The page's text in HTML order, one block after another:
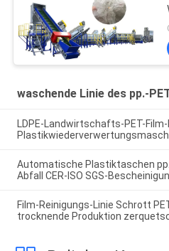
waschende Linie des pp.-
LDPE-Landwirtschafts-PET-
Automatische Plastiktaschen
Abfall CER-ISO SGS-
Film-Reinigungs-Linie Schrott
trocknende Produktion